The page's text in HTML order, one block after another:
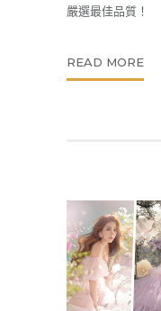
嚴選最佳品質！
READ MORE